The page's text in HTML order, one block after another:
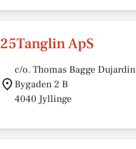
25Tanglin ApS
c/o. Thomas Bagge Dujardin
Bygaden 2 B
4040 Jyllinge